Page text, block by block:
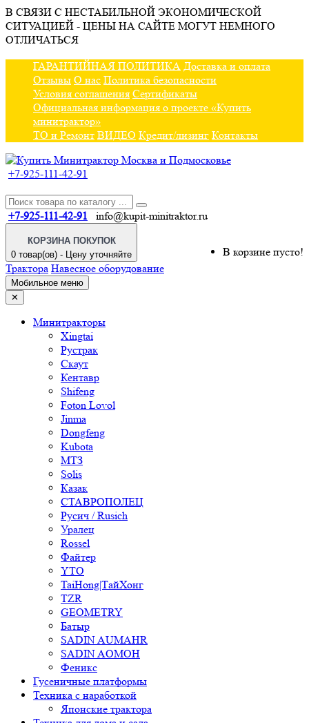
В СВЯЗИ С НЕСТАБИЛЬНОЙ ЭКОНОМИЧЕСКОЙ
СИТУАЦИЕЙ - ЦЕНЫ НА САЙТЕ МОГУТ НЕМНОГО
ОТЛИЧАТЬСЯ
ГАРАНТИЙНАЯ ПОЛИТИКА Доставка и оплата
Отзывы О нас Политика безопасности
Условия соглашения Сертификаты
Официальная информация о проекте «Купить
минитрактор»
ТО и Ремонт ВИДЕО Кредит/лизинг Контакты
+7-925-111-42-91
+7-925-111-42-91 info@kupit-minitraktor.ru
КОРЗИНА ПОКУПОК
0 товар(ов) - Цену уточняйте
В корзине пусто!
Трактора Навесное оборудование
Мобильное меню
✕
Минитракторы
Xingtai
Рустрак
Скаут
Кентавр
Shifeng
Foton Lovol
Jinma
Dongfeng
Kubota
МТЗ
Solis
Казак
СТАВРОПОЛЕЦ
Русич / Rusich
Уралец
Rossel
Файтер
YTO
TaiHong|ТайХонг
TZR
GEOMETRY
Батыр
SADIN AUMAHR
SADIN AOMOH
Феникс
Гусеничные платформы
Техника с наработкой
Японские трактора